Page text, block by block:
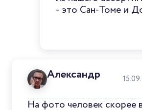
- это Сан-Томе и
Александр
На фото человек скорее